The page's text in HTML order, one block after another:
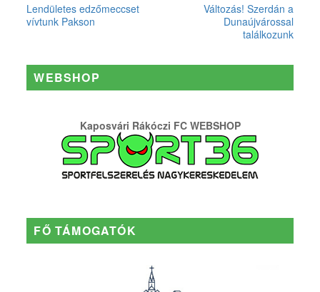
Lendületes edzőmeccset
vívtunk Pakson
Változás! Szerdán a
Dunaújvárossal
találkozunk
WEBSHOP
Kaposvári Rákóczi FC WEBSHOP
FŐ TÁMOGATÓK